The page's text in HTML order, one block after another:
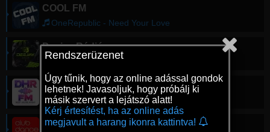
COOL FM
OneRepublic - Need Your Love
Deejay Rádió
Deejay Weekend - Dreamer
DHR FM - Deep House Radio
FUTURA - Davvi - Out of Love [EYRA Music]
Club Dance Radio
Rendszerüzenet
Úgy tűnik, hogy az online adással gondok
lehetnek! Javasoljuk, hogy próbálj ki
másik szervert a lejátszó alatt!
Kérj értesítést, ha az online adás
megjavult a harang ikonra kattintva!